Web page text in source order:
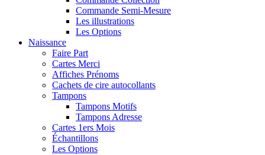
Commande Semi-Mesure
Les illustrations
Les Options
Naissance
Faire Part
Cartes Merci
Affiches Prénoms
Cachets de cire autocollants
Tampons
Tampons Motifs
Tampons Adresse
Cartes 1ers Mois
Échantillons
Les Options